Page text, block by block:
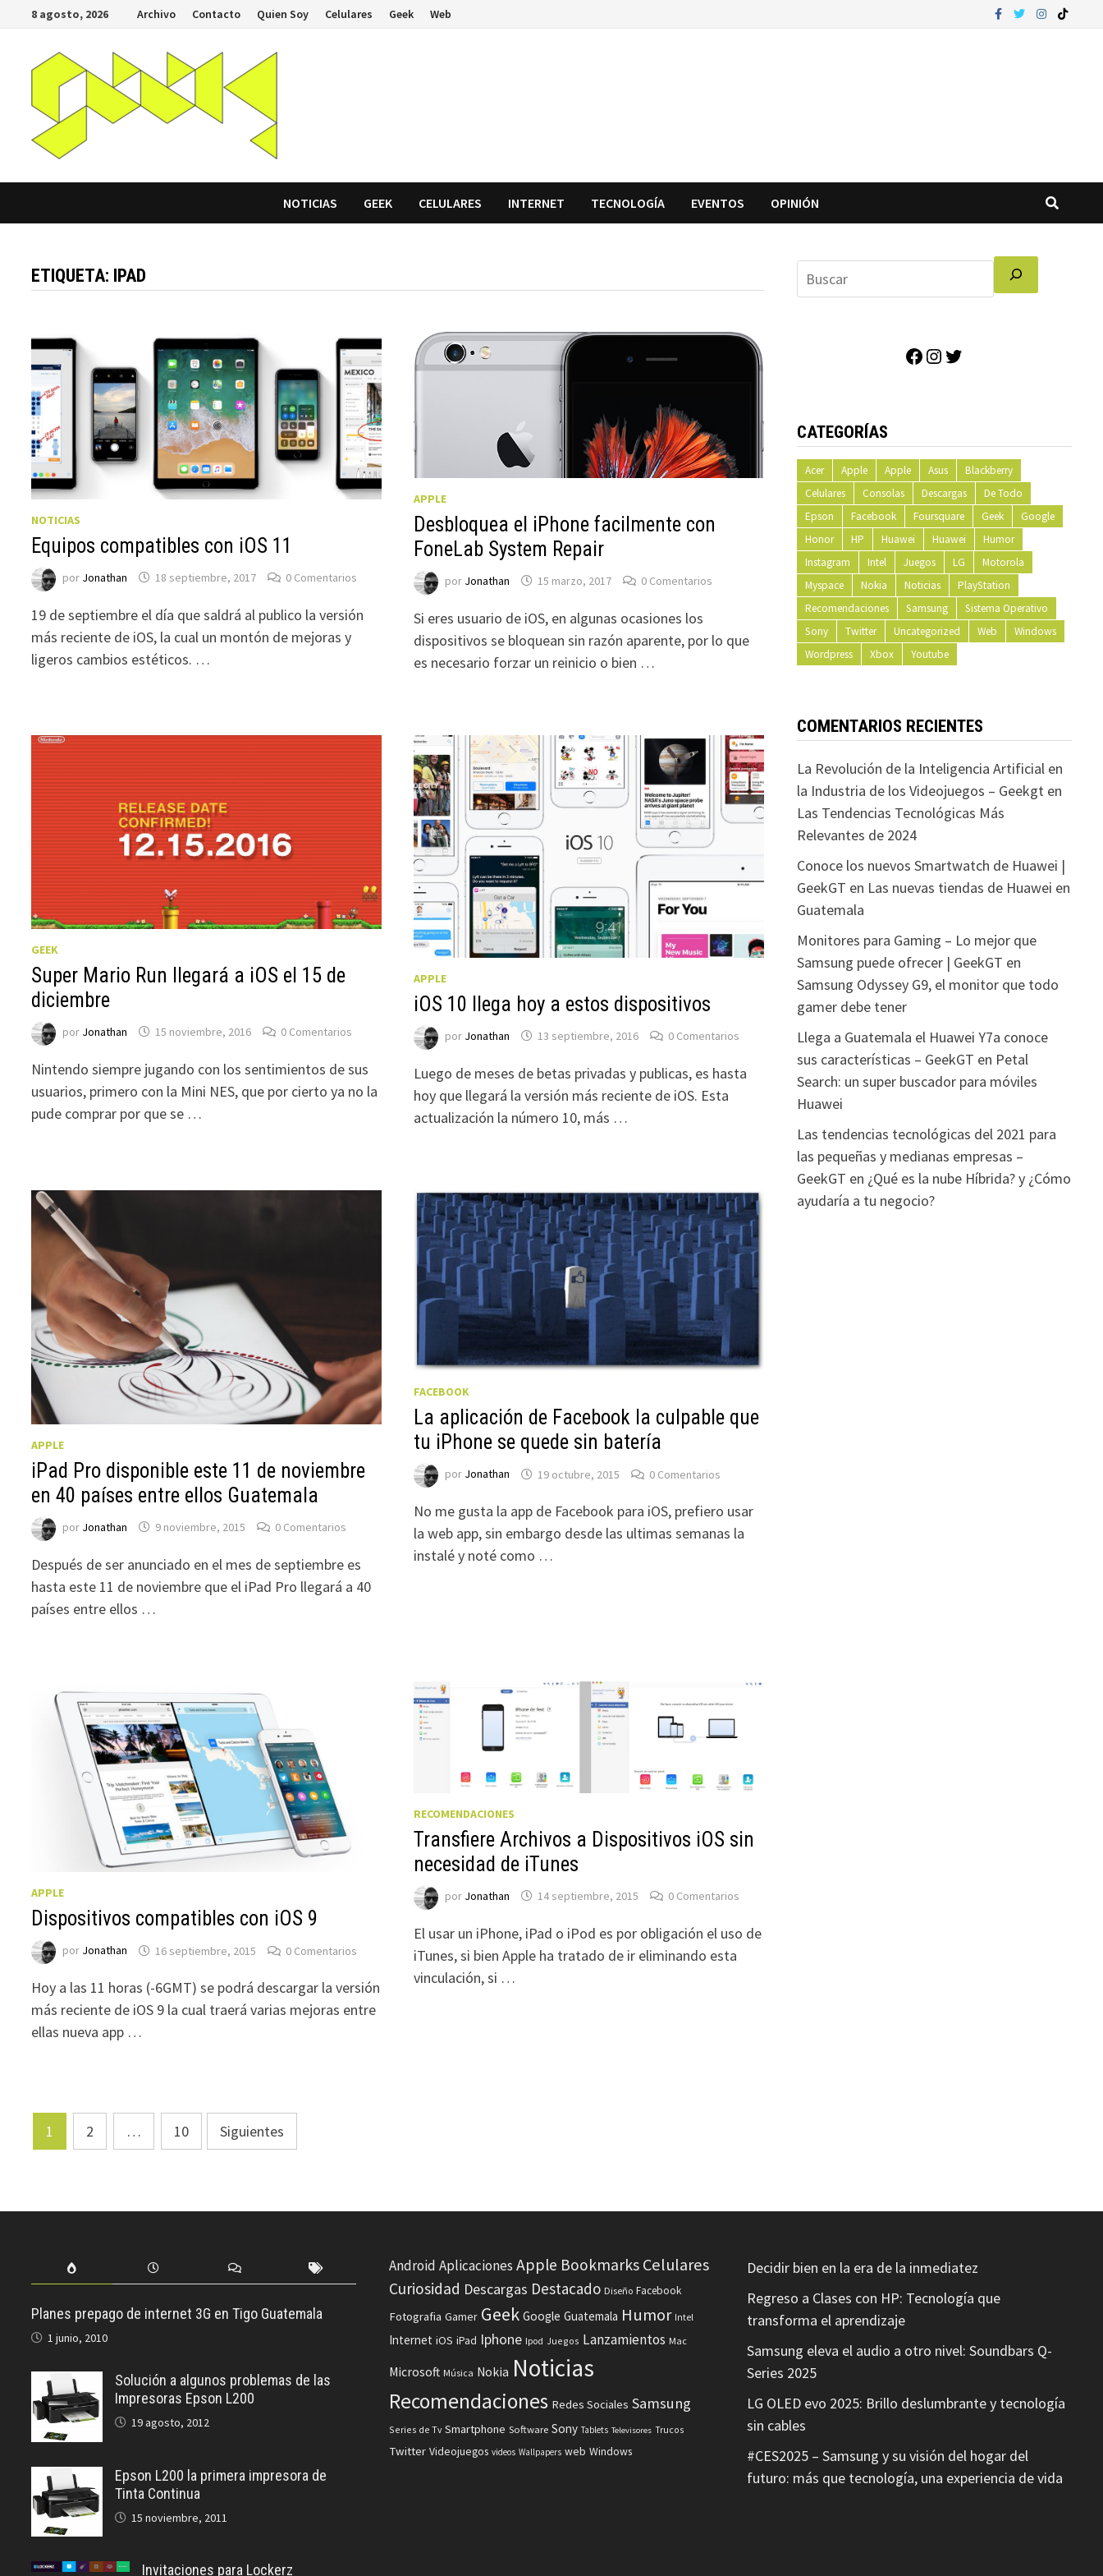
Saltar
contenido
8 agosto, 2026 Archivo Contacto Quien Soy Celulares Geek Web
NOTICIAS GEEK CELULARES INTERNET TECNOLOGÍA EVENTOS OPINIÓN
ETIQUETA: IPAD
NOTICIAS
Equipos compatibles con iOS 11
por Jonathan 18 septiembre, 2017 0 Comentarios
19 de septiembre el día que saldrá al publico la versión
más reciente de iOS, la cual un montón de mejoras y
ligeros cambios estéticos. …
APPLE
Desbloquea el iPhone facilmente con
FoneLab System Repair
por Jonathan 15 marzo, 2017 0 Comentarios
Si eres usuario de iOS, en algunas ocasiones los
dispositivos se bloquean sin razón aparente, por lo que
es necesario forzar un reinicio o bien …
GEEK
Super Mario Run llegará a iOS el 15 de
diciembre
por Jonathan 15 noviembre, 2016 0 Comentarios
Nintendo siempre jugando con los sentimientos de sus
usuarios, primero con la Mini NES, que por cierto ya no la
pude comprar por que se …
APPLE
iOS 10 llega hoy a estos dispositivos
por Jonathan 13 septiembre, 2016 0 Comentarios
Luego de meses de betas privadas y publicas, es hasta
hoy que llegará la versión más reciente de iOS. Esta
actualización la número 10, más …
APPLE
iPad Pro disponible este 11 de noviembre
en 40 países entre ellos Guatemala
por Jonathan 9 noviembre, 2015 0 Comentarios
Después de ser anunciado en el mes de septiembre es
hasta este 11 de noviembre que el iPad Pro llegará a 40
países entre ellos …
FACEBOOK
La aplicación de Facebook la culpable que
tu iPhone se quede sin batería
por Jonathan 19 octubre, 2015 0 Comentarios
No me gusta la app de Facebook para iOS, prefiero usar
la web app, sin embargo desde las ultimas semanas la
instalé y noté como …
APPLE
Dispositivos compatibles con iOS 9
por Jonathan 16 septiembre, 2015 0 Comentarios
Hoy a las 11 horas (-6GMT) se podrá descargar la versión
más reciente de iOS 9 la cual traerá varias mejoras entre
ellas nueva app …
RECOMENDACIONES
Transfiere Archivos a Dispositivos iOS sin
necesidad de iTunes
por Jonathan 14 septiembre, 2015 0 Comentarios
El usar un iPhone, iPad o iPod es por obligación el uso de
iTunes, si bien Apple ha tratado de ir eliminando esta
vinculación, si …
Paginación
de
1 2 … 10 Siguientes
Facebook
Instagram
CATEGORÍAS
Acer Apple Apple Asus
Blackberry
Celulares
Consolas Descargas
De Todo
Epson
Facebook Foursquare Geek
Google
Honor
HP Huawei Huawei
Humor
Instagram
Intel Juegos LG
Motorola
Myspace
Nokia Noticias
PlayStation
Recomendaciones
Samsung
Sistema Operativo
Sony
Twitter Uncategorized Web
Windows
Wordpress
Xbox Youtube
COMENTARIOS RECIENTES
La Revolución de la Inteligencia Artificial en
la Industria de los Videojuegos – Geekgten
Las Tendencias Tecnológicas Más
Relevantes de 2024
Conoce los nuevos Smartwatch de Huawei |
GeekGT en Las nuevas tiendas de Huawei en
Guatemala
Monitores para Gaming – Lo mejor que
Samsung puede ofrecer | GeekGT en
Samsung Odyssey G9, el monitor que todo
gamer debe tener
Llega a Guatemala el Huawei Y7a conoce
sus características – GeekGT en Petal
Search: un super buscador para móviles
Huawei
Las tendencias tecnológicas del 2021 para
las pequeñas y medianas empresas –
GeekGT en ¿Qué es la nube Híbrida? y ¿Cómo
ayudaría a tu negocio?
Planes prepago de internet 3G en Tigo Guatemala
1 junio, 2010
Solución a algunos problemas de las
Impresoras Epson L200
19 agosto, 2012
Epson L200 la primera impresora de
Tinta Continua
15 noviembre, 2011
Invitaciones para Lockerz
Android Aplicaciones Apple Bookmarks Celulares
Curiosidad Descargas Destacado Diseño Facebook
Fotografia Gamer Geek Google Guatemala Humor Intel
Internet iOS iPad Iphone Ipod Juegos Lanzamientos Mac
Microsoft Música Nokia Noticias
Recomendaciones Redes Sociales Samsung
Series de Tv Smartphone Software Sony Tablets Televisores Trucos
Twitter Videojuegos videos Wallpapers web Windows
Decidir bien en la era de la inmediatez
Regreso a Clases con HP: Tecnología que
transforma el aprendizaje
Samsung eleva el audio a otro nivel: Soundbars Q-
Series 2025
LG OLED evo 2025: Brillo deslumbrante y tecnología
sin cables
#CES2025 – Samsung y su visión del hogar del
futuro: más que tecnología, una experiencia de vida